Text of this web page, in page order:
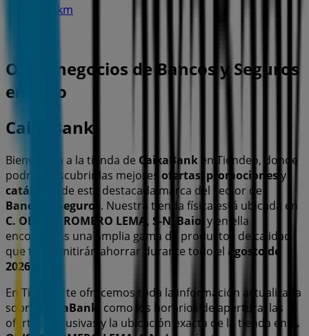
18.8 km
Otros negocios de Bancos y Seguros
en Baio
CaixaBank
Bienvenido a la tienda de CaixaBank en Tiendeo, donde
podrás descubrir las mejores ofertas promociones y
catálogos
de esta destacada marca del sector de
Bancos y Seguros . Nuestra tienda física está ubicada en
C. OBISPO ROMERO LEMA, S-N Baio , y en ella
encontrarás una amplia gama de productos de calidad
que te permitirán ahorrar durante todo el agosto de
2026
En Tiendeo te ofrecemos toda la información actualizada
sobre
CaixaBank
, como los horarios de apertura, las
ofertas exclusivas y la ubicación exacta de la tienda en
C.